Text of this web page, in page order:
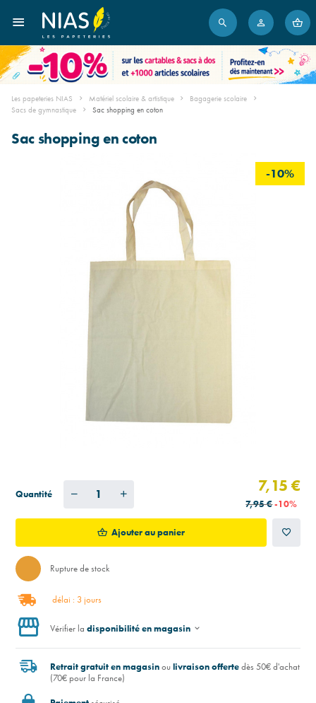
Les papeteries NIAS Matériel scolaire & artistique
Bagagerie scolaire
Sacs de gymnastique
Sac shopping en coton
Sac shopping en coton
-10%
Quantité 7,15 €
7,95 €-10%
Ajouter au panier
Rupture de stock
délai : 3 jours
Vérifier la disponibilité en magasin
Retrait gratuit en magasinoulivraison offertedès 50€ d'achat
(70€ pour la France)